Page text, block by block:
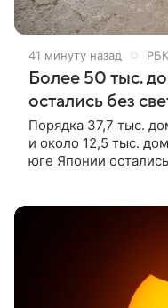
41 минуту назад РБК
Более 50 тыс.
остались без
Порядка 37,7 тыс.
и около 12,5 тыс.
юге Японии